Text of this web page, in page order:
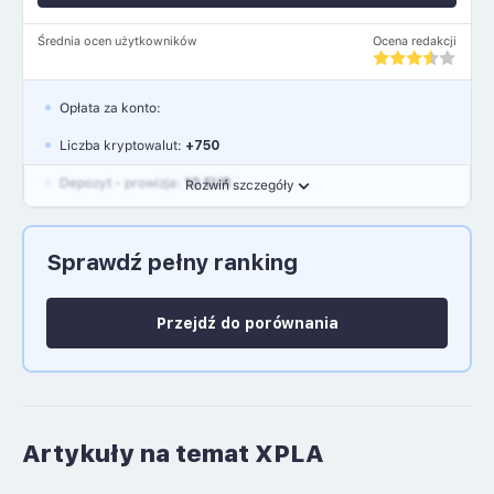
Średnia ocen użytkowników Ocena redakcji
Rozwiń szczegóły
Opłata za konto:
Liczba kryptowalut: +750
Depozyt - prowizja: 10 EUR
Język polski: NIE
Sprawdź pełny ranking
Przejdź do porównania
Artykuły na temat XPLA